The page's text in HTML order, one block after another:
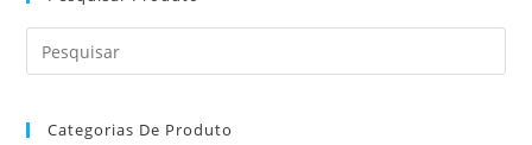
Categorias De Produto